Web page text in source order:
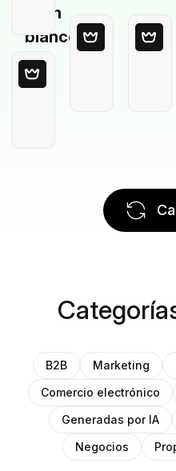
en
blanco
B2B Marketing
Comercio electrónico
Generadas por IA
Negocios